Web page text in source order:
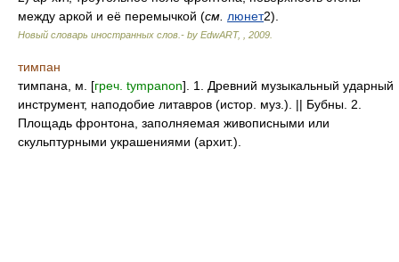
между аркой и её перемычкой (см. люнет2).
Новый словарь иностранных слов.- by EdwART, 2009
тимпан
тимпана, м. [греч. tympanon]. 1. Древний музыкальный ударный
инструмент, наподобие литавров (истор. муз.). || Бубны. 2.
Площадь фронтона, заполняемая живописными или
скульптурными украшениями (архит.).